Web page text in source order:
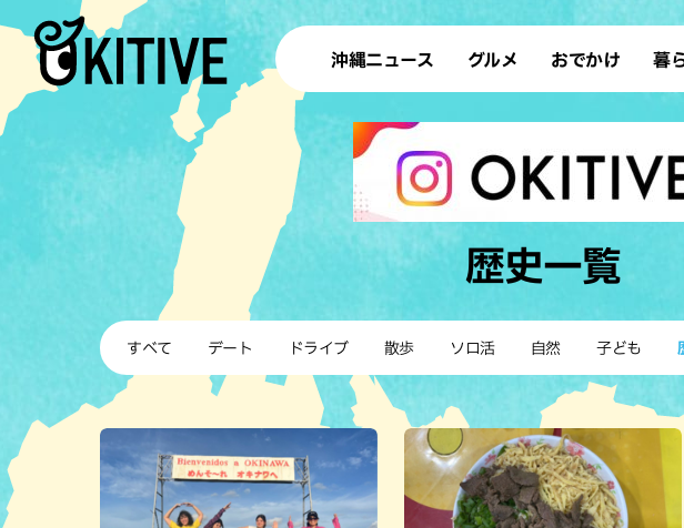
沖縄ニュース グルメ
ラーメン 沖
テイクアウト カ
すし・魚料理 和食・
沖縄料理 アジア・
ステーキ・焼肉 焼鳥
その他の肉料理 居酒
ブッフェ・バイキング ス
パン
おでかけ
デート
散歩
歴史
サウナ
暮
レ
ファ
沖
歴史一覧
すべて デート ドライブ 散歩 ソロ活 自然 子ども